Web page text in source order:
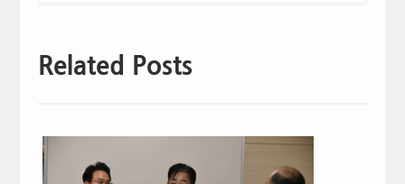
Related Posts